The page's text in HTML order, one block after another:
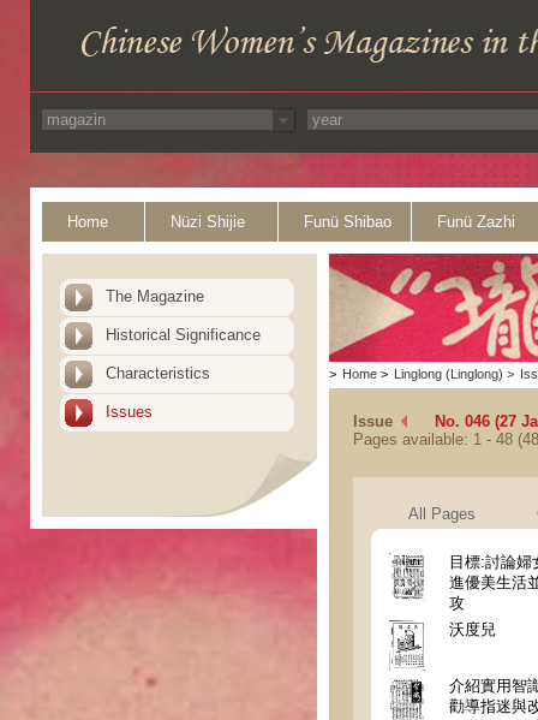
Home Nüzi Shijie Funü Shibao Funü Zazhi
The Magazine
Historical Significance
Characteristics
Issues
> Home > Linglong (Linglong) >
Issue
No. 046 (27
Pages available: 1 - 48
All Pages
目標:討論婦
進優美生活
攻
沃度兒
介紹實用智
勸導指迷與